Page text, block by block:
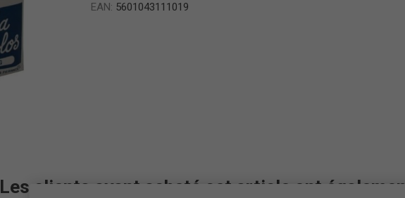
EAN: 5601043111019
Les clients ayant acheté cet article ont